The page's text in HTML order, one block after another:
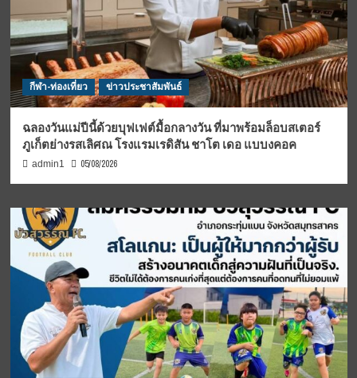
กีฬา-ท่องเที่ยว ข่าวประชาสัมพันธ์
ฉลองวันแม่ปีนี้ด้วยบุฟเฟต์มื้อกลางวัน ที่มาพร้อมล็อบสเตอร์
ภูเก็ตย่างรสเลิศณ โรงแรมเรดิสัน ชาโต เดอ แบบงคอค
admin1 05/08/2026